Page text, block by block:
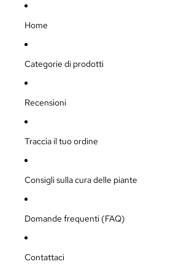
Home
Categorie di prodotti
Recensioni
Traccia il tuo ordine
Consigli sulla cura delle piante
Domande frequenti (FAQ)
Contattaci